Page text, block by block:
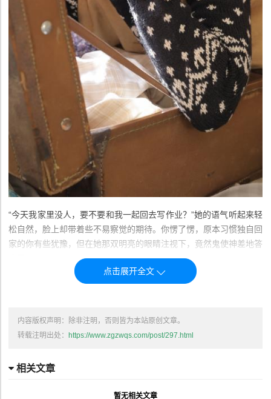
“今天我家里没人，要不要和我一起回去写作业？”她的语气听起来轻
松自然，脸上却带着些不易察觉的期待。你愣了愣，原本习惯独自回
家的你有些犹豫，但在她那双明亮的眼睛注视下，竟然鬼使神差地答
泼了些。她的笑容清新而自然，让你渐渐放松下来，心里浮现出一种
难以言喻的温暖。街道上人来人往，你们有一搭没一搭地聊着，气氛
内容版权声明：除非注明，否则皆为本站原创文章。
转载注明出处： https://www.zgzwqs.com/post/297.html
相关文章
暂无相关文章